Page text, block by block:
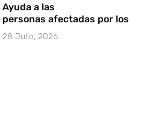
Ayuda a las
personas afectadas por los
28 Julio, 2026